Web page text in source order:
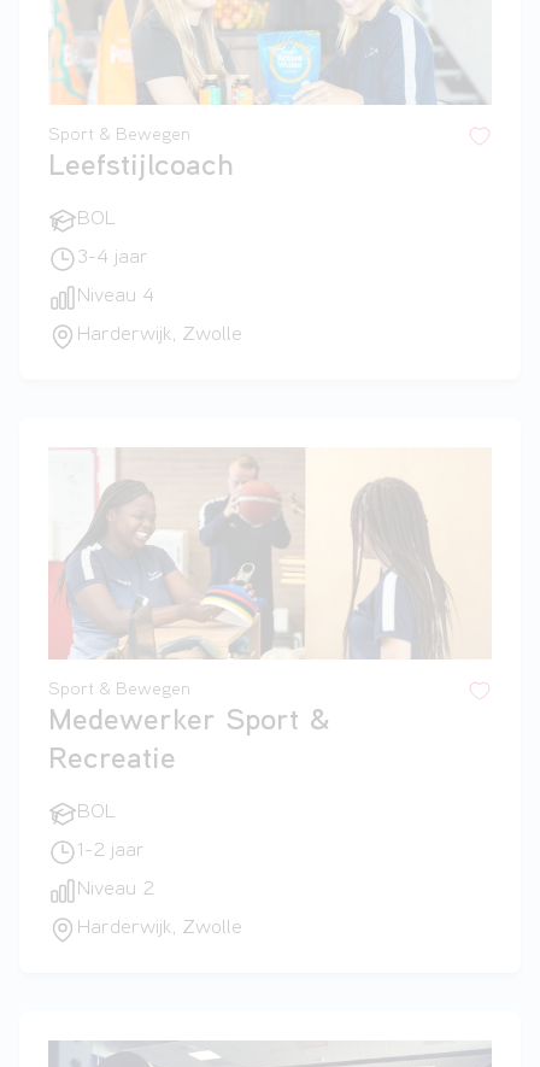
Sport & Bewegen
Leefstijlcoach
BOL
3-4 jaar
Niveau 4
Harderwijk, Zwolle
Sport & Bewegen
Medewerker Sport &
Recreatie
BOL
1-2 jaar
Niveau 2
Harderwijk, Zwolle